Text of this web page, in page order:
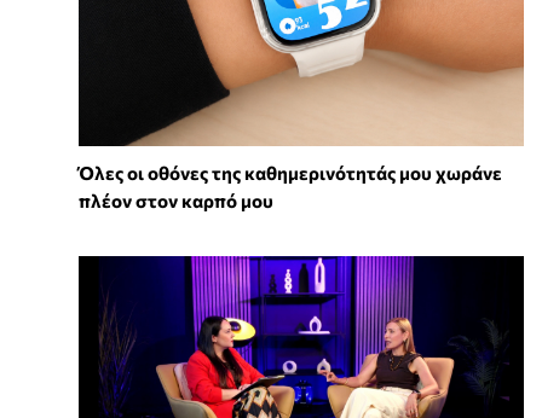
Όλες οι οθόνες της καθημερινότητάς μου χωράνε
πλέον στον καρπό μου